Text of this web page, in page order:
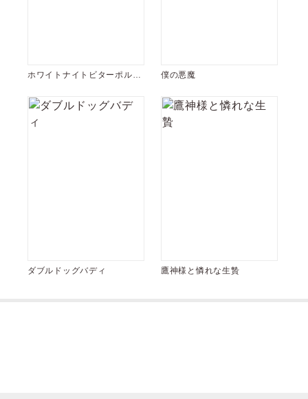
ホワイトナイトビターポルノ
僕の悪魔
ダブルドッグバディ 鷹神様と憐れな生贄